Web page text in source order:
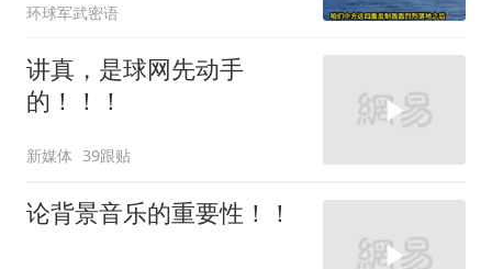
环球军武密语
讲真，是球网先动手
的！！！
新媒体 39跟贴
论背景音乐的重要性！！